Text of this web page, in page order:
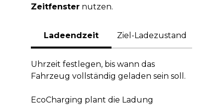
Zeitfenster nutzen.
Ladeendzeit Ziel-Ladezustand
Uhrzeit festlegen, bis wann das
Fahrzeug vollständig geladen sein soll.
EcoCharging plant die Ladung